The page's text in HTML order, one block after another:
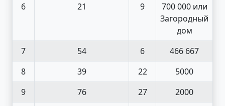
6
21 9
700 000 или
Загородный
дом
7
54 6
466 667
8
39 22
5000
9
76 27
2000